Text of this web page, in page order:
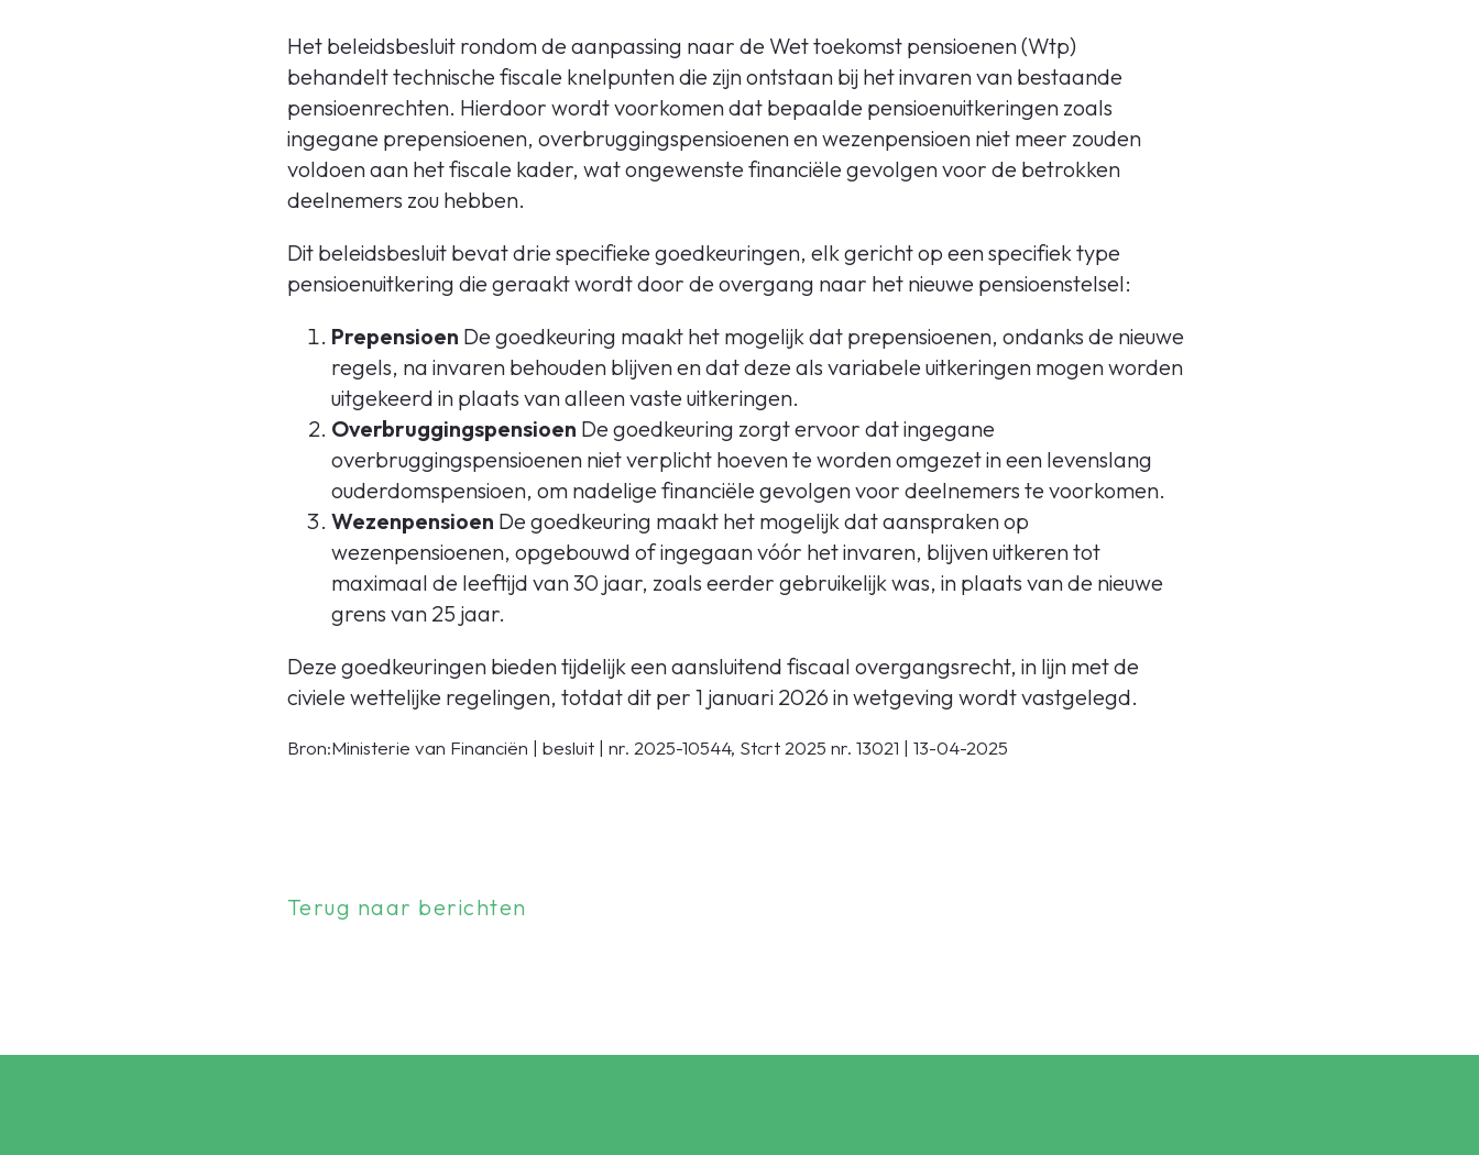
Het beleidsbesluit rondom de aanpassing naar de Wet toekomst pensioenen (Wtp)
behandelt technische fiscale knelpunten die zijn ontstaan bij het invaren van bestaande
pensioenrechten. Hierdoor wordt voorkomen dat bepaalde pensioenuitkeringen zoals
ingegane prepensioenen, overbruggingspensioenen en wezenpensioen niet meer zouden
voldoen aan het fiscale kader, wat ongewenste financiële gevolgen voor de betrokken
deelnemers zou hebben.
Dit beleidsbesluit bevat drie specifieke goedkeuringen, elk gericht op een specifiek type
pensioenuitkering die geraakt wordt door de overgang naar het nieuwe pensioenstelsel:
Prepensioen De goedkeuring maakt het mogelijk dat prepensioenen, ondanks de nieuwe
regels, na invaren behouden blijven en dat deze als variabele uitkeringen mogen worden
uitgekeerd in plaats van alleen vaste uitkeringen.
Overbruggingspensioen De goedkeuring zorgt ervoor dat ingegane
overbruggingspensioenen niet verplicht hoeven te worden omgezet in een levenslang
ouderdomspensioen, om nadelige financiële gevolgen voor deelnemers te voorkomen.
Wezenpensioen De goedkeuring maakt het mogelijk dat aanspraken op
wezenpensioenen, opgebouwd of ingegaan vóór het invaren, blijven uitkeren tot
maximaal de leeftijd van 30 jaar, zoals eerder gebruikelijk was, in plaats van de nieuwe
grens van 25 jaar.
Deze goedkeuringen bieden tijdelijk een aansluitend fiscaal overgangsrecht, in lijn met de
civiele wettelijke regelingen, totdat dit per 1 januari 2026 in wetgeving wordt vastgelegd.
Bron:Ministerie van Financiën | besluit | nr. 2025-10544, Stcrt 2025 nr. 13021 | 13-04-2025
Terug naar berichten